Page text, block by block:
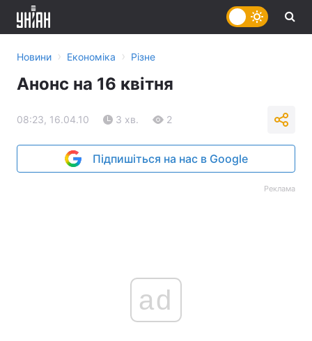
Новини › Економіка › Різне
Анонс на 16 квітня
08:23, 16.04.10 3 хв. 2
Підпишіться на нас в Google
Реклама
ad